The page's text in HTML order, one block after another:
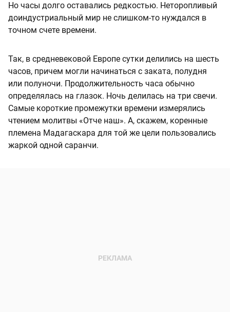
Но часы долго оставались редкостью. Неторопливый
доиндустриальный мир не слишком-то нуждался в
точном счете времени.
Так, в средневековой Европе сутки делились на шесть
часов, причем могли начинаться с заката, полудня
или полуночи. Продолжительность часа обычно
определялась на глазок. Ночь делилась на три свечи.
Самые короткие промежутки времени измерялись
чтением молитвы «Отче наш». А, скажем, коренные
племена Мадагаскара для той же цели пользовались
жаркой одной саранчи.